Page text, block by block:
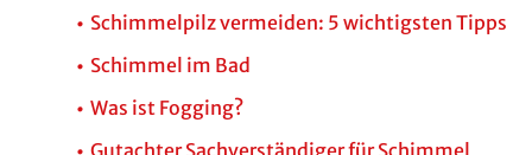
Schimmelpilz vermeiden: 5 wichtigsten Tipps
Schimmel im Bad
Was ist Fogging?
Gutachter Sachverständiger für Schimmel